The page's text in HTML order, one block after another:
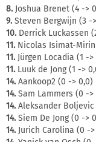
8.Joshua Brenet (4 ->
9.Steven Bergwijn (3 -
10.Derrick Luckassen
11.Nicolas Isimat-Mirin
11.Jürgen Locadia (1 ->
11.Luuk de Jong (1 ->
14.Aankoop2 (0 -> 0,0)
14.Sam Lammers (0 ->
14.Aleksander Boljevic
14.Siem De Jong (0 ->
14.Jurich Carolina (0 ->